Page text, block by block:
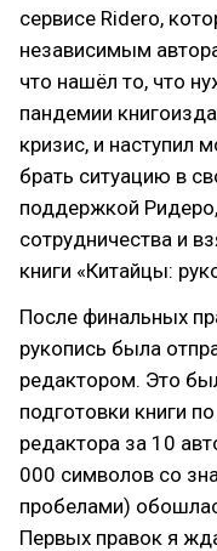
сервисе Ridero,
независимым
что нашёл то, что
пандемии
кризис, и наступил
брать ситуацию в
поддержкой
сотрудничества и
книги «Китайцы:
После финальных
рукопись была
редактором. Это
подготовки книги
редактора за 10
000 символов со
пробелами)
Первых правок я